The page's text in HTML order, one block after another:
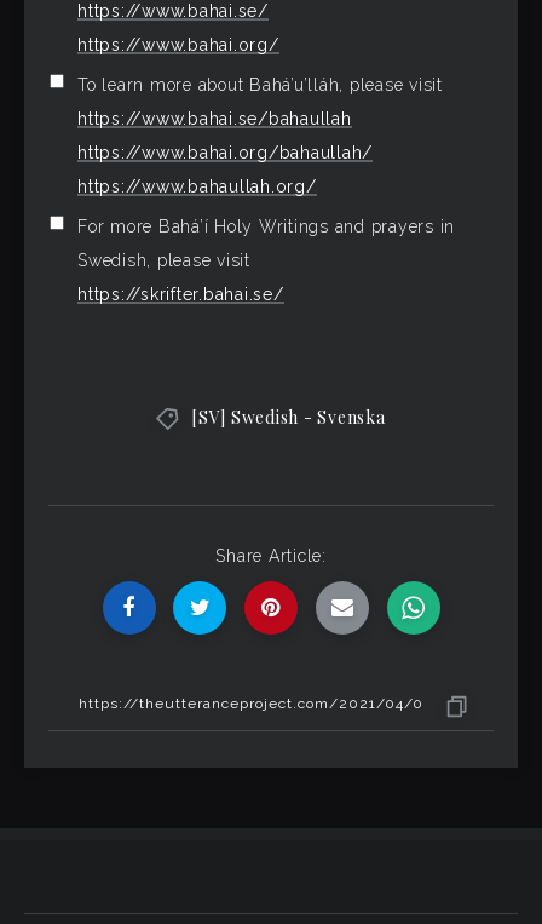
https://www.bahai.se/
https://www.bahai.org/
To learn more about Bahá’u’lláh, please visit
https://www.bahai.se/bahaullah
https://www.bahai.org/bahaullah/
https://www.bahaullah.org/
For more Bahá’í Holy Writings and prayers in
Swedish, please visit
https://skrifter.bahai.se/
[SV] Swedish - Svenska
Share Article: